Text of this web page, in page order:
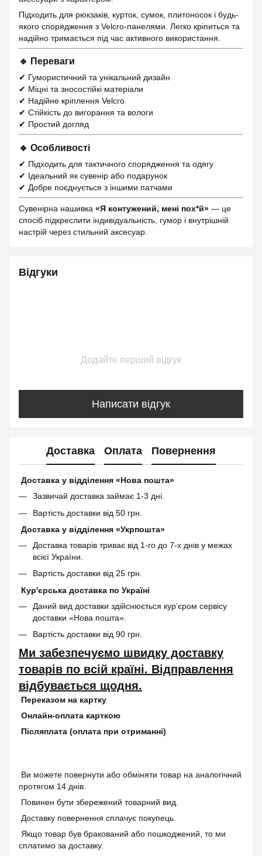
Підходить для рюкзаків, курток, сумок, плитоносок і будь-
якого спорядження з Velcro-панелями. Легко кріпиться та
надійно тримається під час активного використання.
🔹 Переваги
✔ Гумористичний та унікальний дизайн
✔ Міцні та зносостійкі матеріали
✔ Надійне кріплення Velcro
✔ Стійкість до вигорання та вологи
✔ Простий догляд
🔹 Особливості
✔ Підходить для тактичного спорядження та одягу
✔ Ідеальний як сувенір або подарунок
✔ Добре поєднується з іншими патчами
Сувенірна нашивка «Я контужений, мені пох*й» — це
спосіб підкреслити індивідуальність, гумор і внутрішній
настрій через стильний аксесуар.
Відгуки
Додайте перший відгук
Написати відгук
Доставка Оплата Повернення
Доставка у відділення «Нова пошта»
Зазвичай доставка займає 1-3 дні.
Вартість доставки від 50 грн.
Доставка у відділення «Укрпошта»
Доставка товарів триває від 1-го до 7-х днів у межах
всієї України.
Вартість доставки від 25 грн.
Кур'єрська доставка по Україні
Даний вид доставки здійснюється кур’єром сервісу
доставки «Нова пошта».
Вартість доставки від 90 грн.
Ми забезпечуємо швидку доставку
товарів по всій країні. Відправлення
відбувається щодня.
Переказом на картку
Онлайн-оплата карткою
Післяплата (оплата при отриманні)
Ви можете повернути або обміняти товар на аналогічний
протягом 14 днів.
Повинен бути збережений товарний вид.
Доставку повернення сплачує покупець.
Якщо товар був бракований або пошкоджений, то ми
сплатимо за доставку.